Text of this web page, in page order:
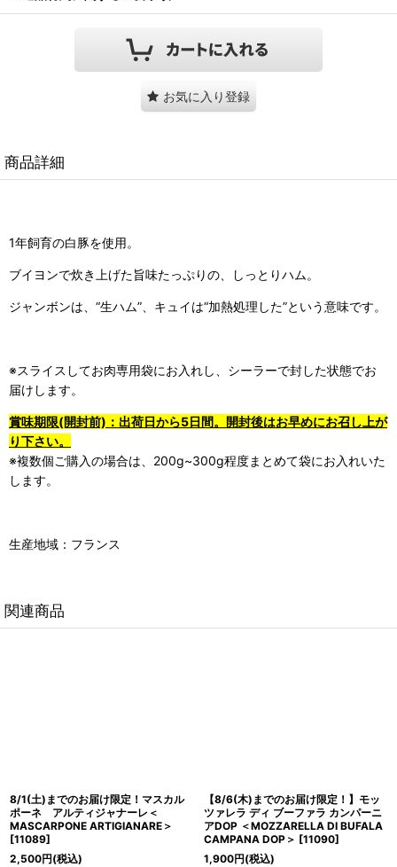
お気に入り登録
商品詳細
1年飼育の白豚を使用。
ブイヨンで炊き上げた旨味たっぷりの、しっとりハム。
ジャンボンは、“生ハム”、キュイは“加熱処理した”という意味です。
※スライスしてお肉専用袋にお入れし、シーラーで封した状態でお
届けします。
賞味期限(開封前)：出荷日から5日間。開封後はお早めにお召し上が
り下さい。
※複数個ご購入の場合は、200g~300g程度まとめて袋にお入れいた
します。
生産地域：フランス
関連商品
8/1(土)までのお届け限定！マスカル
ポーネ アルティジャナーレ＜
MASCARPONE ARTIGIANARE＞
[11089]
2,500円(税込)
【8/6(木)までのお届け限定！】モッ
ツァレラ ディ ブーファラ カンパーニ
アDOP ＜MOZZARELLA DI BUFALA
CAMPANA DOP＞ [11090]
1,900円(税込)